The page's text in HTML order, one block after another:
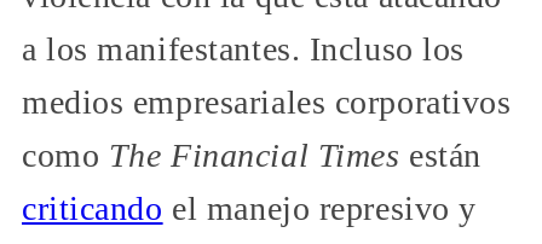
a los manifestantes. Incluso los
medios empresariales corporativos
como The Financial Times están
criticando el manejo represivo y